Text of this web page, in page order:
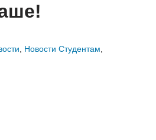
, Новости Студентам,